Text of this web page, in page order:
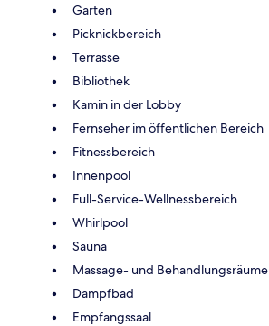
Garten
Picknickbereich
Terrasse
Bibliothek
Kamin in der Lobby
Fernseher im öffentlichen Bereich
Fitnessbereich
Innenpool
Full-Service-Wellnessbereich
Whirlpool
Sauna
Massage- und Behandlungsräume
Dampfbad
Empfangssaal